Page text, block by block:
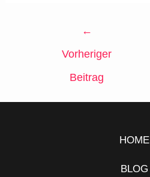
←
Vorheriger
Beitrag
HOME
BLOG